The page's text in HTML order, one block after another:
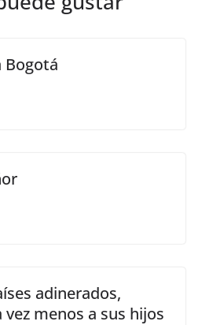
Bogotá
adinerados,
menos a sus hijos